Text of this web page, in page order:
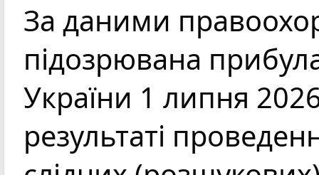
За даними
підозрювана
України 1 липня
результаті